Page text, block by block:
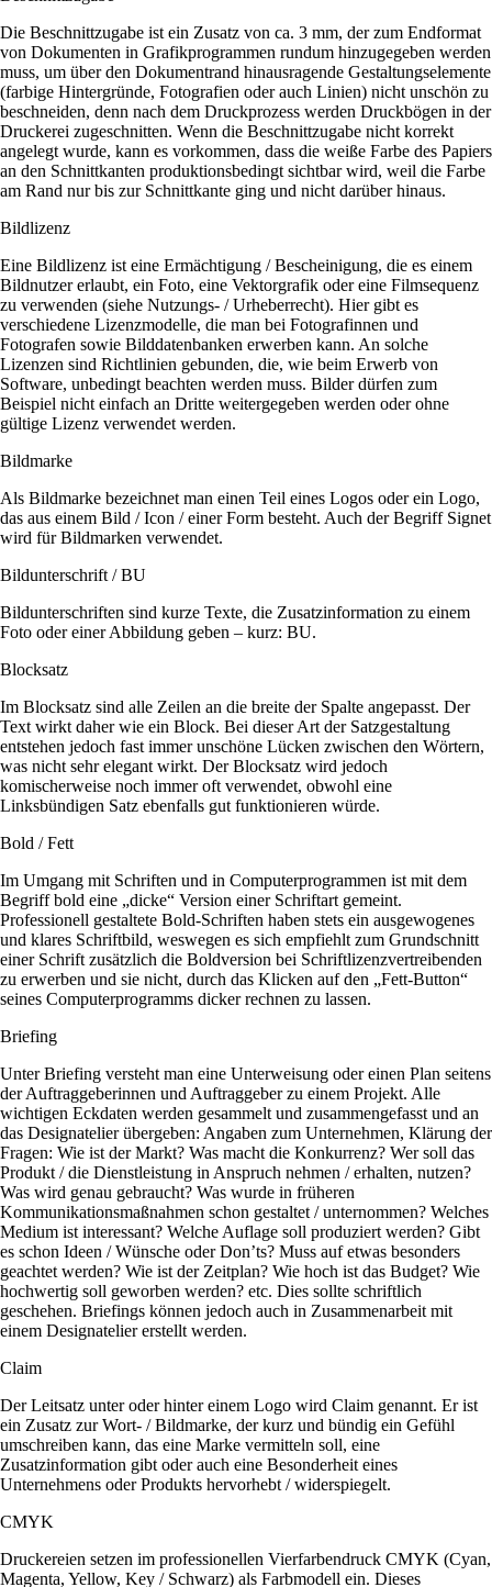
Die Beschnittzugabe ist ein Zusatz von ca. 3 mm, der zum Endformat
von Dokumenten in Grafikprogrammen rundum hinzugegeben werden
muss, um über den Dokumentrand hinausragende Gestaltungselemente
(farbige Hintergründe, Fotografien oder auch Linien) nicht unschön zu
beschneiden, denn nach dem Druckprozess werden Druckbögen in der
Druckerei zugeschnitten. Wenn die Beschnittzugabe nicht korrekt
angelegt wurde, kann es vorkommen, dass die weiße Farbe des Papiers
an den Schnittkanten produktionsbedingt sichtbar wird, weil die Farbe
am Rand nur bis zur Schnittkante ging und nicht darüber hinaus.
Bildlizenz
Eine Bildlizenz ist eine Ermächtigung / Bescheinigung, die es einem
Bildnutzer erlaubt, ein Foto, eine Vektorgrafik oder eine Filmsequenz
zu verwenden (siehe Nutzungs- / Urheberrecht). Hier gibt es
verschiedene Lizenzmodelle, die man bei Fotografinnen und
Fotografen sowie Bilddatenbanken erwerben kann. An solche
Lizenzen sind Richtlinien gebunden, die, wie beim Erwerb von
Software, unbedingt beachten werden muss. Bilder dürfen zum
Beispiel nicht einfach an Dritte weitergegeben werden oder ohne
gültige Lizenz verwendet werden.
Bildmarke
Als Bildmarke bezeichnet man einen Teil eines Logos oder ein Logo,
das aus einem Bild / Icon / einer Form besteht. Auch der Begriff Signet
wird für Bildmarken verwendet.
Bildunterschrift / BU
Bildunterschriften sind kurze Texte, die Zusatzinformation zu einem
Foto oder einer Abbildung geben – kurz: BU.
Blocksatz
Im Blocksatz sind alle Zeilen an die breite der Spalte angepasst. Der
Text wirkt daher wie ein Block. Bei dieser Art der Satzgestaltung
entstehen jedoch fast immer unschöne Lücken zwischen den Wörtern,
was nicht sehr elegant wirkt. Der Blocksatz wird jedoch
komischerweise noch immer oft verwendet, obwohl eine
Linksbündigen Satz ebenfalls gut funktionieren würde.
Bold / Fett
Im Umgang mit Schriften und in Computerprogrammen ist mit dem
Begriff bold eine „dicke“ Version einer Schriftart gemeint.
Professionell gestaltete Bold-Schriften haben stets ein ausgewogenes
und klares Schriftbild, weswegen es sich empfiehlt zum Grundschnitt
einer Schrift zusätzlich die Boldversion bei Schriftlizenzvertreibenden
zu erwerben und sie nicht, durch das Klicken auf den „Fett-Button“
seines Computerprogramms dicker rechnen zu lassen.
Briefing
Unter Briefing versteht man eine Unterweisung oder einen Plan seitens
der Auftraggeberinnen und Auftraggeber zu einem Projekt. Alle
wichtigen Eckdaten werden gesammelt und zusammengefasst und an
das Designatelier übergeben: Angaben zum Unternehmen, Klärung der
Fragen: Wie ist der Markt? Was macht die Konkurrenz? Wer soll das
Produkt / die Dienstleistung in Anspruch nehmen / erhalten, nutzen?
Was wird genau gebraucht? Was wurde in früheren
Kommunikationsmaßnahmen schon gestaltet / unternommen? Welches
Medium ist interessant? Welche Auflage soll produziert werden? Gibt
es schon Ideen / Wünsche oder Don’ts? Muss auf etwas besonders
geachtet werden? Wie ist der Zeitplan? Wie hoch ist das Budget? Wie
hochwertig soll geworben werden? etc. Dies sollte schriftlich
geschehen. Briefings können jedoch auch in Zusammenarbeit mit
einem Designatelier erstellt werden.
Claim
Der Leitsatz unter oder hinter einem Logo wird Claim genannt. Er ist
ein Zusatz zur Wort- / Bildmarke, der kurz und bündig ein Gefühl
umschreiben kann, das eine Marke vermitteln soll, eine
Zusatzinformation gibt oder auch eine Besonderheit eines
Unternehmens oder Produkts hervorhebt / widerspiegelt.
CMYK
Druckereien setzen im professionellen Vierfarbendruck CMYK (Cyan,
Magenta, Yellow, Key / Schwarz) als Farbmodell ein. Dieses